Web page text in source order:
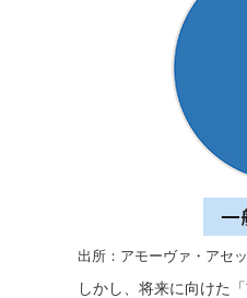
出所：アモーヴァ・アセ
しかし、将来に向けた